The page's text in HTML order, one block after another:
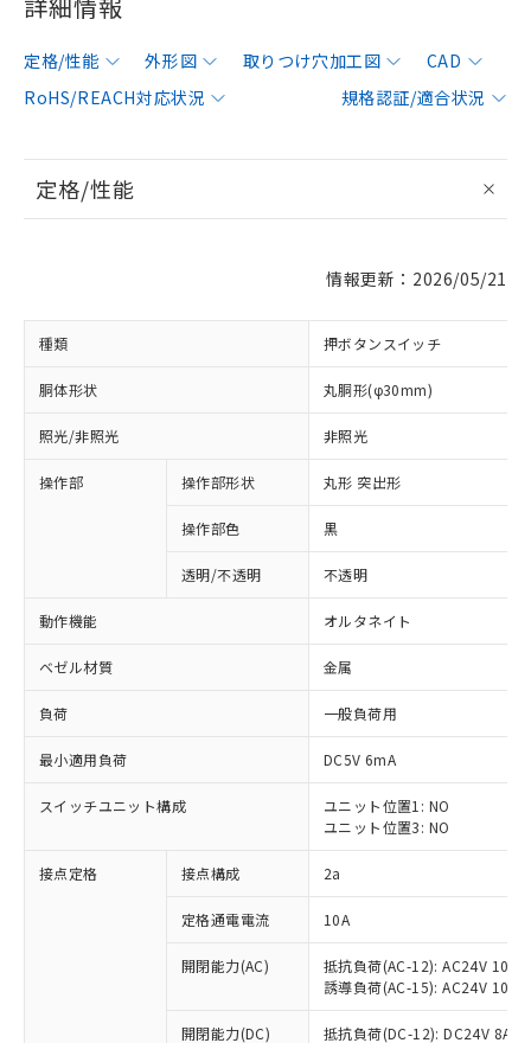
定格/性能 外形図 取りつけ穴加工図
CAD
RoHS/REACH対応状況
規格認証/適合状況
定格/性能
情報更新：2026/05/21
種類 押ボタンスイッチ
胴体形状 丸胴形(φ30mm)
照光/非照光 非照光
操作部 操作部形状 丸形 突出形
操作部色 黒
透明/不透明 不透明
動作機能 オルタネイト
ベゼル材質 金属
負荷 一般負荷用
最小適用負荷 DC5V 6mA
スイッチユニット構成
ユニット位置1: NO
ユニット位置3: NO
接点定格 接点構成 2a
定格通電電流 10A
開閉能力(AC)
抵抗負荷(AC-12): AC24V 10A/
誘導負荷(AC-15): AC24V
開閉能力(DC) 抵抗負荷(DC-12): DC24V 8A/
ご利用条件
※1 対応状況
対応済み：EU RoHS指令（10物質）の
非含有に対応した製品が提供可能な商品で
対応予定：EU RoHS指令（10物質）の非含
有に対応した製品に切り替える予定のある